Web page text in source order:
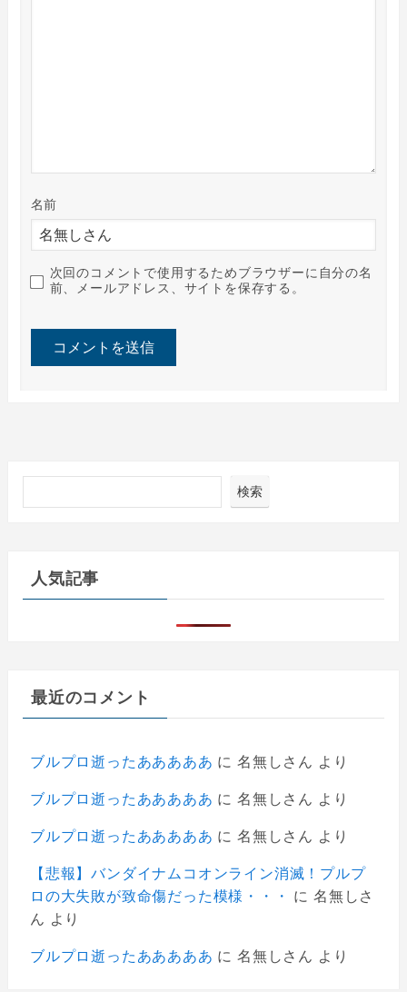
名前
次回のコメントで使用するためブラウザーに自分の名
前、メールアドレス、サイトを保存する。
検索
人気記事
最近のコメント
ブルプロ逝ったあああああ に 名無しさん より
ブルプロ逝ったあああああ に 名無しさん より
ブルプロ逝ったあああああ に 名無しさん より
【悲報】バンダイナムコオンライン消滅！プルプ
ロの大失敗が致命傷だった模様・・・
に 名無しさ
ん より
ブルプロ逝ったあああああ に 名無しさん より